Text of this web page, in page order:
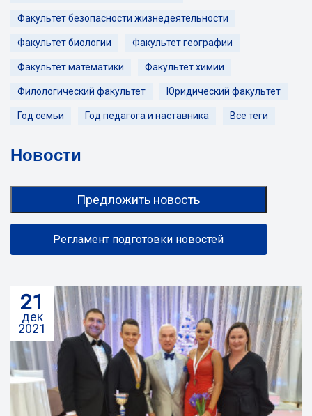
Факультет безопасности жизнедеятельности
Факультет биологии Факультет географии
Факультет математики Факультет химии
Филологический факультет Юридический факультет
Год семьи Год педагога и наставника Все теги
Новости
21
дек
2021
Предложить новость
Регламент подготовки новостей